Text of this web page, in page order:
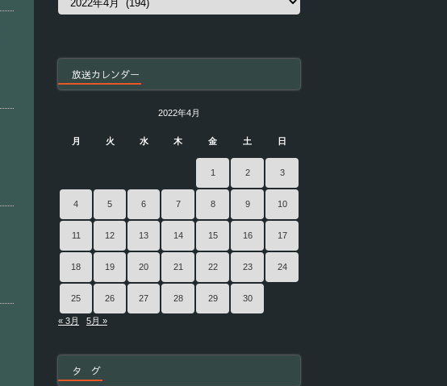
放送カレンダー
2022年4月
月 火 水 木 金 土 日
1 2 3
4 5 6 7 8 9 10
11 12 13 14 15 16 17
18 19 20 21 22 23 24
25 26 27 28 29 30
« 3月 5月 »
タ グ